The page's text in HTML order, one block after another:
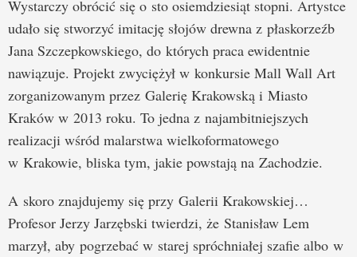
Wystarczy obrócić się o sto osiemdziesiąt stopni. Artystce
udało się stworzyć imitację słojów drewna z płaskorzeźb
Jana Szczepkowskiego, do których praca ewidentnie
nawiązuje. Projekt zwyciężył w konkursie Mall Wall Art
zorganizowanym przez Galerię Krakowską i Miasto
Kraków w 2013 roku. To jedna z najambitniejszych
realizacji wśród malarstwa wielkoformatowego
w Krakowie, bliska tym, jakie powstają na Zachodzie.
A skoro znajdujemy się przy Galerii Krakowskiej…
Profesor Jerzy Jarzębski twierdzi, że Stanisław Lem
marzył, aby pogrzebać w starej spróchniałej szafie albo w